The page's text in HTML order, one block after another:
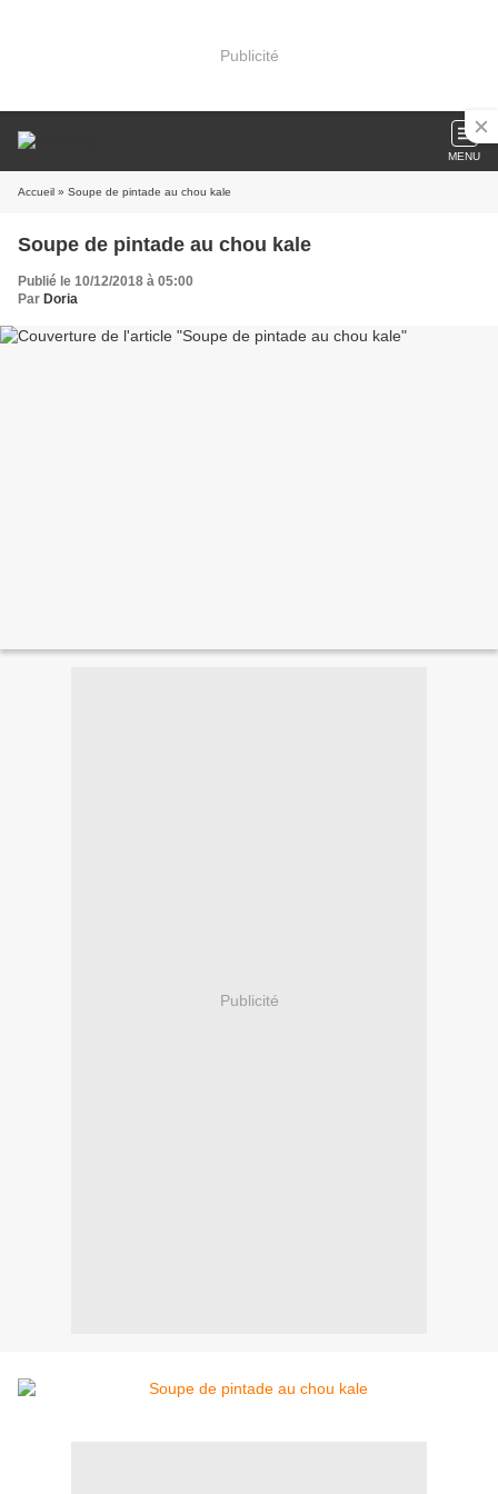
Publicité
MENU
Accueil » Soupe de pintade au chou kale
Soupe de pintade au chou kale
Publié le 10/12/2018 à 05:00
Par Doria
Publicité